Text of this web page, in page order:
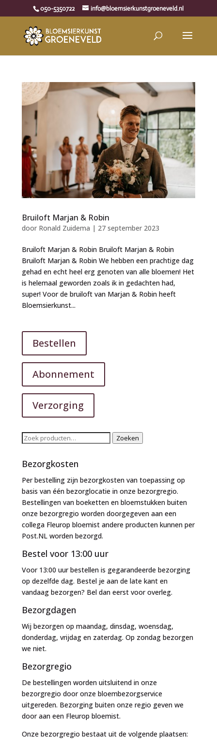
050-5350722 info@bloemsierkunstgroeneveld.nl
Bruiloft Marjan & Robin
door Ronald Zuidema | 27 september 2023
Bruiloft Marjan & Robin Bruiloft Marjan & Robin
Bruiloft Marjan & Robin We hebben een prachtige dag
gehad en echt heel erg genoten van alle bloemen! Het
is helemaal geworden zoals ik in gedachten had,
super! Voor de bruiloft van Marjan & Robin heeft
Bloemsierkunst...
Bestellen
Abonnement
Verzorging
Zoeken
Zoeken
Bezorgkosten
Per bestelling zijn bezorgkosten van toepassing op
basis van één bezorglocatie in onze bezorgregio.
Bestellingen van boeketten en bloemstukken buiten
onze bezorgregio worden doorgegeven aan een
collega Fleurop bloemist andere producten kunnen per
Post.NL worden bezorgd.
Bestel voor 13:00 uur
Voor 13:00 uur bestellen is gegarandeerde bezorging
op dezelfde dag. Bestel je aan de late kant en
vandaag bezorgen? Bel dan eerst voor overleg.
Bezorgdagen
Wij bezorgen op maandag, dinsdag, woensdag,
donderdag, vrijdag en zaterdag. Op zondag bezorgen
we niet.
Bezorgregio
De bestellingen worden uitsluitend in onze
bezorgregio door onze bloembezorgservice
uitgereden. Bezorging buiten onze regio geven we
door aan een Fleurop bloemist.
Onze bezorgregio bestaat uit de volgende plaatsen: